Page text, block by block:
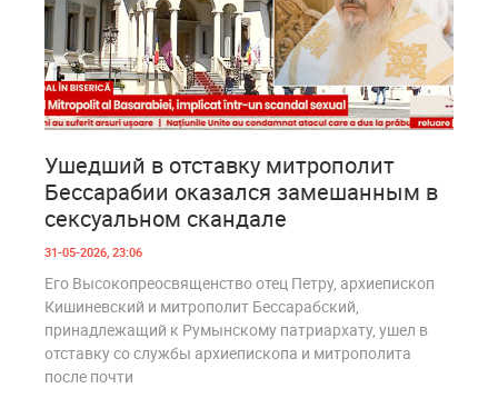
Ушедший в отставку митрополит
Бессарабии оказался замешанным в
сексуальном скандале
31-05-2026, 23:06
Его Высокопреосвященство отец Петру, архиепископ
Кишиневский и митрополит Бессарабский,
принадлежащий к Румынскому патриархату, ушел в
отставку со службы архиепископа и митрополита
после почти